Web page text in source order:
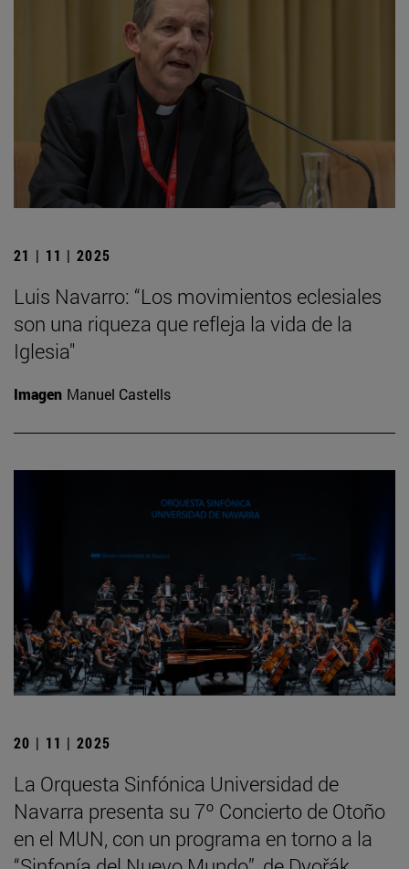
21 | 11 | 2025
Luis Navarro: “Los movimientos eclesiales
son una riqueza que refleja la vida de la
Iglesia"
Imagen Manuel Castells
20 | 11 | 2025
La Orquesta Sinfónica Universidad de
Navarra presenta su 7º Concierto de Otoño
en el MUN, con un programa en torno a la